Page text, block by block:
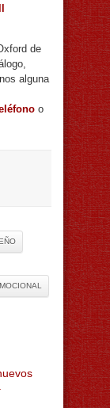
de
alguna
o